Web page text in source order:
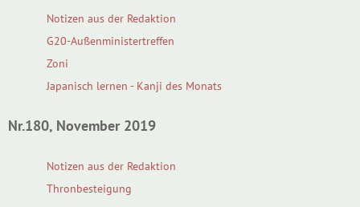
Notizen aus der Redaktion
G20-Außenministertreffen
Zoni
Japanisch lernen - Kanji des Monats
Nr.180, November 2019
Notizen aus der Redaktion
Thronbesteigung